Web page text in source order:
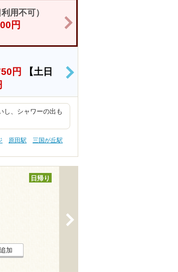
用不可）
円 >
円
【土日
>
し、シャワーの出も
原田駅
三国が丘駅
日帰り
加